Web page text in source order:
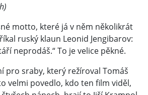
motto, které já v něm několikrát
ruský klaun Leonid Jengibarov:
neprodáš.“ To je velice pěkné.
pro sraby, který režíroval Tomáš
velmi povedlo, kdo ten film viděl,